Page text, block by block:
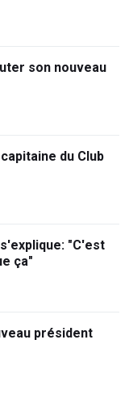
son nouveau
du Club
"C'est
ça"
président